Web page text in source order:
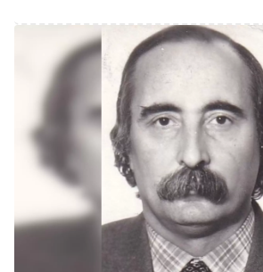
того периода были в числе прочих
экспозиции, рассказал «Снобу» о том,
перестройка катастрофой для
Северной столицы, почему
полезные и компетентные люди, чем
ленинградские панельки от любых
многие здания, построенные в 90-х,
безвкусны